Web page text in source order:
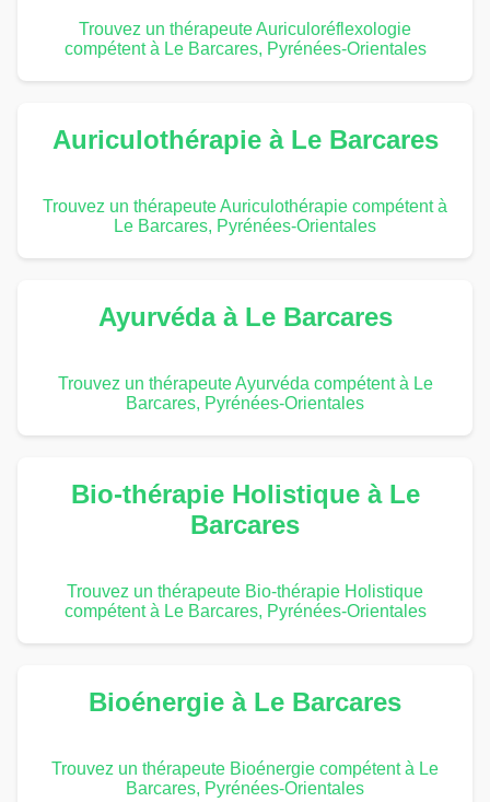
Trouvez un thérapeute Auriculoréflexologie
compétent à Le Barcares, Pyrénées-Orientales
Auriculothérapie à Le Barcares
Trouvez un thérapeute Auriculothérapie compétent à
Le Barcares, Pyrénées-Orientales
Ayurvéda à Le Barcares
Trouvez un thérapeute Ayurvéda compétent à Le
Barcares, Pyrénées-Orientales
Bio-thérapie Holistique à Le
Barcares
Trouvez un thérapeute Bio-thérapie Holistique
compétent à Le Barcares, Pyrénées-Orientales
Bioénergie à Le Barcares
Trouvez un thérapeute Bioénergie compétent à Le
Barcares, Pyrénées-Orientales